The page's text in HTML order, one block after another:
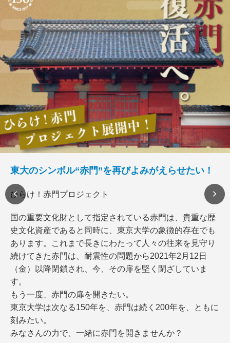
東大のシンボル“赤門”を再びよみがえらせたい！
ひらけ！赤門プロジェクト
国の重要文化財として指定されている赤門は、貴重な歴
史文化資産であると同時に、東京大学の象徴的存在でも
あります。これまで長きにわたって人々の往来を見守り
続けてきた赤門は、耐震性の問題から2021年2月12日
（金）以降閉鎖され、今、その扉を堅く閉ざしていま
す。
もう一度、赤門の扉を開きたい。
東京大学は次なる150年を、赤門は続く200年を、ともに
刻みたい。
みなさんの力で、一緒に赤門を開きませんか？